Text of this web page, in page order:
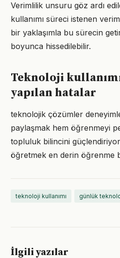
Verimlilik unsuru göz ardı
kullanımı süreci istenen
bir yaklaşımla bu sürecin
boyunca hissedilebilir.
Teknoloji
yapılan hatalar
teknolojik çözümler
paylaşmak hem öğrenmeyi
topluluk bilincini
öğretmek en derin öğrenme
teknoloji kullanımı günlük
İlgili yazılar